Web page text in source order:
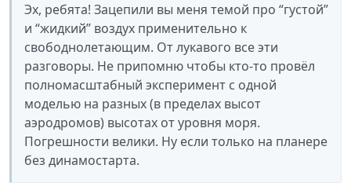
Эх, ребята! Зацепили вы меня темой про “густой”
и “жидкий” воздух применительно к
свободнолетающим. От лукавого все эти
разговоры. Не припомню чтобы кто-то провёл
полномасштабный эксперимент с одной
моделью на разных (в пределах высот
аэродромов) высотах от уровня моря.
Погрешности велики. Ну если только на планере
без динамостарта.